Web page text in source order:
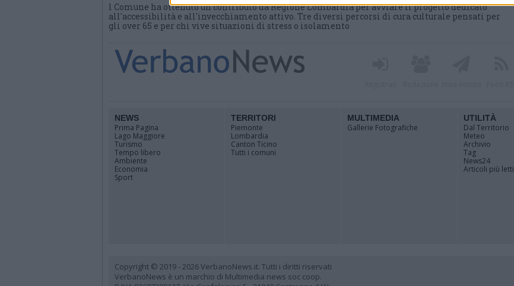
l Comune ha ottenuto un contributo da Regione Lombardia per avviare il progetto dedicato
all'accessibilità e all'invecchiamento attivo. Tre diversi percorsi di cura culturale pensati per
gli over 65 e per chi vive situazioni di stress o isolamento
NEWS
Prima Pagina
Lago Maggiore
Turismo
Tempo libero
Ambiente
Economia
Sport
TERRITORI
Piemonte
Lombardia
Canton Ticino
Tutti i comuni
MULTIMEDIA
Gallerie Fotografiche
UTILITÀ
Dal Territorio
Meteo
Archivio
Tag
News24
Articoli più letti
Copyright © 2019 - 2026 VerbanoNews.it. Tutti i diritti riservati
VerbanoNews è un marchio di Multimedia news soc coop.